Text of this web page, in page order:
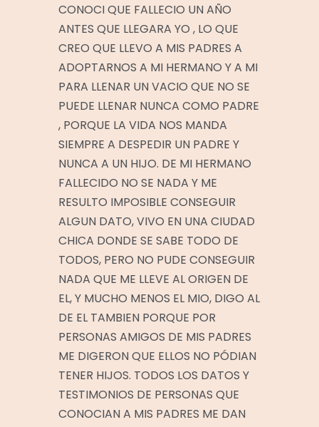
CONOCI QUE FALLECIO UN AÑO
ANTES QUE LLEGARA YO , LO QUE
CREO QUE LLEVO A MIS PADRES A
ADOPTARNOS A MI HERMANO Y A MI
PARA LLENAR UN VACIO QUE NO SE
PUEDE LLENAR NUNCA COMO PADRE
, PORQUE LA VIDA NOS MANDA
SIEMPRE A DESPEDIR UN PADRE Y
NUNCA A UN HIJO. DE MI HERMANO
FALLECIDO NO SE NADA Y ME
RESULTO IMPOSIBLE CONSEGUIR
ALGUN DATO, VIVO EN UNA CIUDAD
CHICA DONDE SE SABE TODO DE
TODOS, PERO NO PUDE CONSEGUIR
NADA QUE ME LLEVE AL ORIGEN DE
EL, Y MUCHO MENOS EL MIO, DIGO AL
DE EL TAMBIEN PORQUE POR
PERSONAS AMIGOS DE MIS PADRES
ME DIGERON QUE ELLOS NO PÓDIAN
TENER HIJOS. TODOS LOS DATOS Y
TESTIMONIOS DE PERSONAS QUE
CONOCIAN A MIS PADRES ME DAN